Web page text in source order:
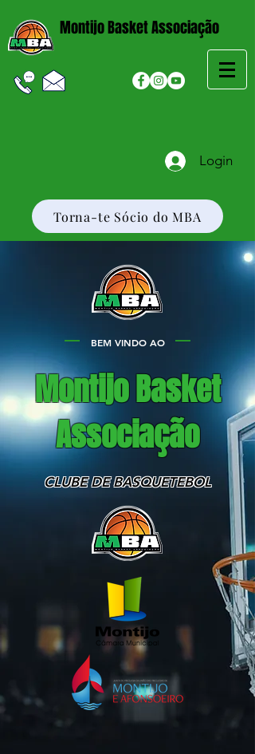
Montijo Basket Associação
Login
Torna-te Sócio do MBA
BEM VINDO AO
Montijo Basket
Associação
CLUBE DE BASQUETEBOL